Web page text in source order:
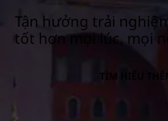
Tận hưởng trải
tốt hơn mọi lúc, mọi
TÌM HIỂU